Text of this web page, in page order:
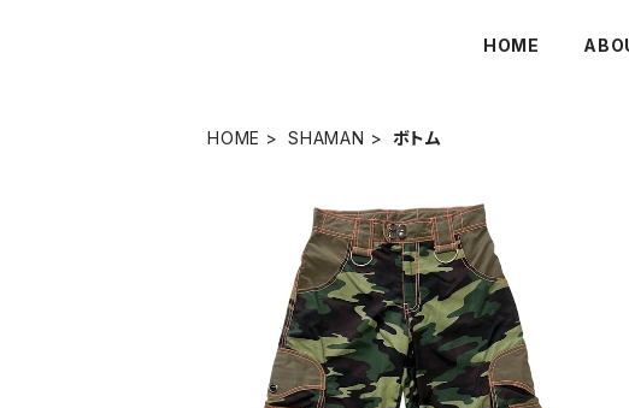
HOME
HOME SHAMAN ボトム
【SHAMAN】ショートカーゴパンツ-ARMY
¥8,600